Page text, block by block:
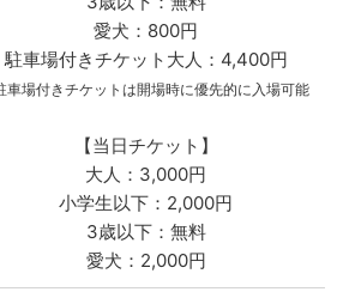
愛犬：800円
駐車場付きチケット大人：4,400円
車場付きチケットは開場時に優先的に入場可能
【当日チケット】
大人：3,000円
小学生以下：2,000円
3歳以下：無料
愛犬：2,000円